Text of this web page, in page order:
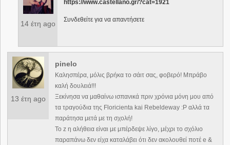
14 έτη ago
https://www.castellano.gr/?cat=1921
Συνδεθείτε για να απαντήσετε
13 έτη ago
pinelo
Καλησπέρα, μόλις βρήκα το σάιτ σας, φοβερό! Μπράβο
καλή δουλειά!!!
Ξεκίνησα να μαθαίνω ισπανικά πριν χρόνια μόνη μου από
τα τραγούδια της Floricienta kai Rebeldeway :P αλλά τα
παράτησα μετά με τη σχολή!
Το z η αλήθεια είναι με μπέρδεψε λίγο, μέχρι το σχόλιο
παραπάνω δεν είχα καταλάβει ότι δεν ακολουθεί ποτέ e &